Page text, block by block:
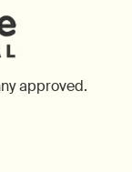
approved.